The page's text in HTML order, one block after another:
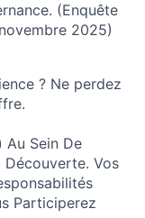
(Enquête
2025)
? Ne perdez
Au Sein De
Découverte. Vos
Participerez